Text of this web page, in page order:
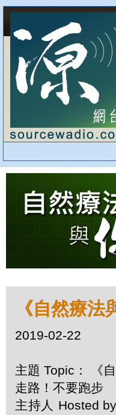
《自然療
2019-02-22
主題 Topic： 《
走路！不要跑步
主持人 Hosted